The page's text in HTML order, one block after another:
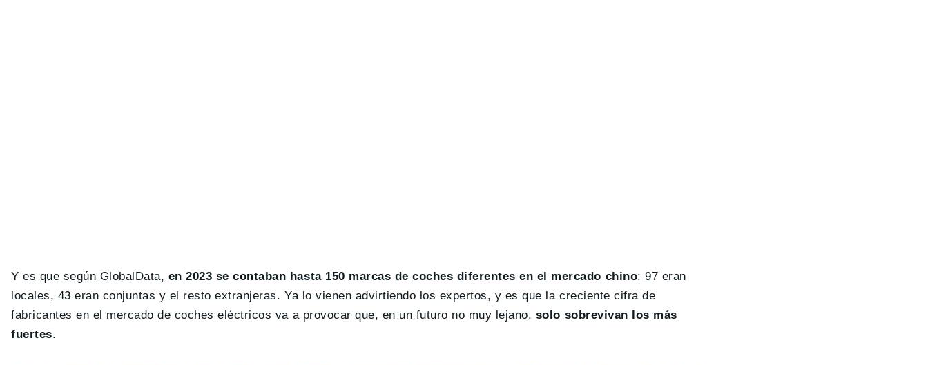
Y es que según GlobalData, en 2023 se contaban hasta 150 marcas de coches diferentes en el mercado chino: 97 eran
locales, 43 eran conjuntas y el resto extranjeras. Ya lo vienen advirtiendo los expertos, y es que la creciente cifra de
fabricantes en el mercado de coches eléctricos va a provocar que, en un futuro no muy lejano, solo sobrevivan los más
fuertes.